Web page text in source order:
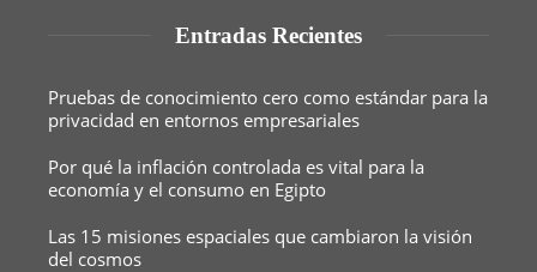
Entradas Recientes
Pruebas de conocimiento cero como estándar para la
privacidad en entornos empresariales
Por qué la inflación controlada es vital para la
economía y el consumo en Egipto
Las 15 misiones espaciales que cambiaron la visión
del cosmos